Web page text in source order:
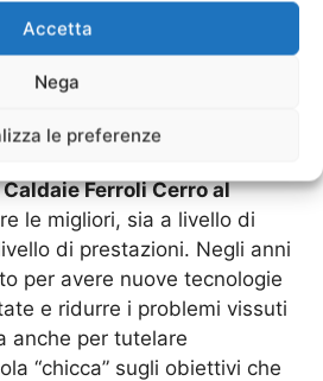
Accetta
Nega
le preferenze
bambini quando ci troviamo
elettrodomestici o anche
dei prodotti li
Caldaie Ferroli Cerro al
le migliori, sia a livello di
di prestazioni. Negli anni
per avere nuove tecnologie
e ridurre i problemi vissuti
anche per tutelare
“chicca” sugli obiettivi che